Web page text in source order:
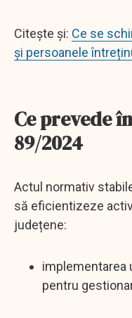
Citește și: Ce se
și persoanele
Ce prevede
89/2024
Actul normativ
să eficientizeze
județene:
implementarea
pentru